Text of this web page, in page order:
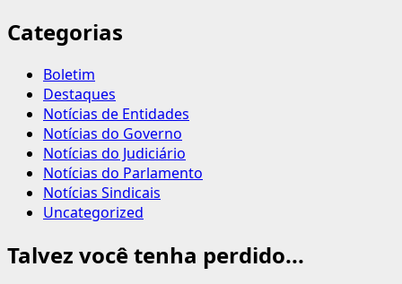
Categorias
Boletim
Destaques
Notícias de Entidades
Notícias do Governo
Notícias do Judiciário
Notícias do Parlamento
Notícias Sindicais
Uncategorized
Talvez você tenha perdido...